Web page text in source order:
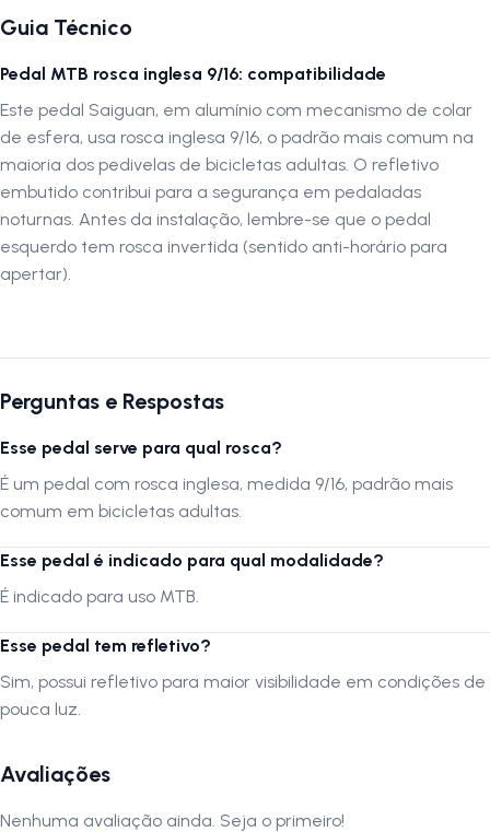
YouTube: Lojanapista
Guia Técnico
Pedal MTB rosca inglesa 9/16: compatibilidade
Este pedal Saiguan, em alumínio com mecanismo de colar
de esfera, usa rosca inglesa 9/16, o padrão mais comum na
maioria dos pedivelas de bicicletas adultas. O refletivo
embutido contribui para a segurança em pedaladas
noturnas. Antes da instalação, lembre-se que o pedal
esquerdo tem rosca invertida (sentido anti-horário para
apertar).
Perguntas e Respostas
Esse pedal serve para qual rosca?
É um pedal com rosca inglesa, medida 9/16, padrão mais
comum em bicicletas adultas.
Esse pedal é indicado para qual modalidade?
É indicado para uso MTB.
Esse pedal tem refletivo?
Sim, possui refletivo para maior visibilidade em condições de
pouca luz.
Avaliações
Nenhuma avaliação ainda. Seja o primeiro!